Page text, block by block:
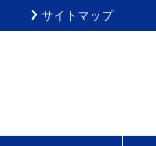
サイトマップ